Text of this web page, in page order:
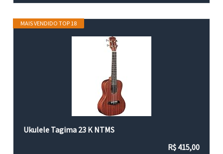
MAIS VENDIDO TOP 18
Ukulele Tagima 23 K NTMS
R$ 415,00